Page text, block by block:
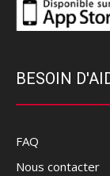
BESOIN
FAQ
Nous contacter